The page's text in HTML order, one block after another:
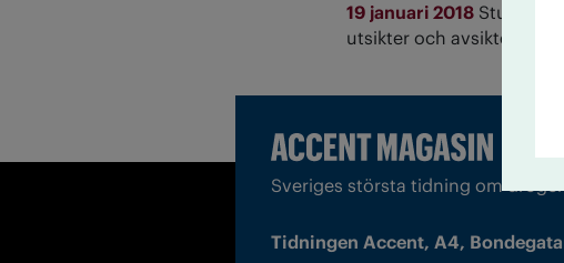
19 januari 2018
utsikter och avsikter.
Sveriges största tidning om droger
Tidningen Accent, A4,